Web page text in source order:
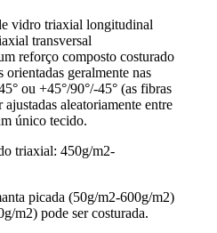
vidro triaxial longitudinal
transversal
reforço composto costurado
geralmente nas
ou +45°/90°/-45° (as fibras
ajustadas aleatoriamente entre
único tecido.
triaxial: 450g/m2-
picada (50g/m2-600g/m2)
m2) pode ser costurada.